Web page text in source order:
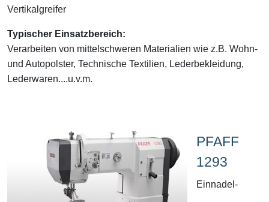
Vertikalgreifer
Typischer Einsatzbereich:
Verarbeiten von mittelschweren Materialien wie z.B. Wohn-
und Autopolster, Technische Textilien, Lederbekleidung,
Lederwaren....u.v.m.
PFAFF
1293
Einnadel-